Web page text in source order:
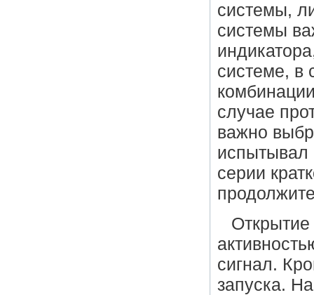
системы,
системы
системе, в
случае
важно
испытывал
серии
Открытие
сигнал.
запуска.